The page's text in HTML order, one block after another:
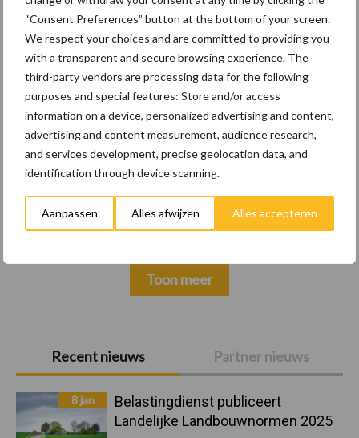
“Consent Preferences” button at the bottom of your screen.
We respect your choices and are committed to providing you
with a transparent and secure browsing experience. The
third-party vendors are processing data for the following
purposes and special features: Store and/or access
information on a device, personalized advertising and content,
advertising and content measurement, audience research,
and services development, precise geolocation data, and
identification through device scanning.
Aanpassen Alles afwijzen Alles accepteren
Primaire
Sidebar
Recent nieuws Partner nieuws
8 jan
Belastingdienst publiceert
Landelijke Landbouwnormen 2025
Themapagina's
Wet en regelgeving Diergezondheid
Pluimveerechten
Toon meer